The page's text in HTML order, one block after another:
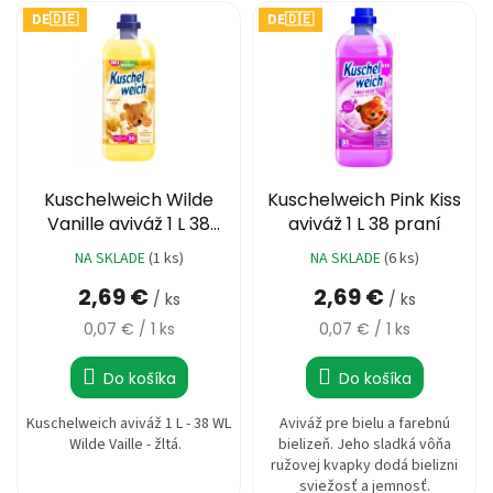
%
Rubriky
články
Prihlásenie
e
p
V DE🇩🇪
Kuschelweich Wilde
Vanille aviváž 1 L 38
praní
NA SKLADE(1 ks)
2,69 € / ks
Jednotková
0,07 € / 1 ks
Do košíka
Kuschelweich aviváž 1 L - 38 WL
Wilde Vaille - žltá.
DE🇩🇪
Kuschelweich Pink Kiss
aviváž 1 L 38 praní
NA SKLADE(6 ks)
2,69 € / ks
Jednotková
0,07 € / 1 ks
Do košíka
Aviváž pre bielu a farebnú
bielizeň. Jeho sladká vôňa
ružovej kvapky dodá bielizni
sviežosť a jemnosť.